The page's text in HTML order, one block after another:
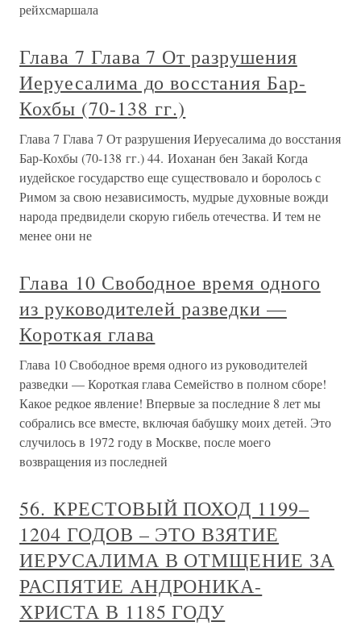
рейхсмаршала
Глава 7 Глава 7 От разрушения
Иеруесалима до восстания Бар-
Кохбы (70-138 гг.)
Глава 7 Глава 7 От разрушения Иеруесалима до восстания
Бар-Кохбы (70-138 гг.) 44. Иоханан бен Закай Когда
иудейское государство еще существовало и боролось с
Римом за свою независимость, мудрые духовные вожди
народа предвидели скорую гибель отечества. И тем не
менее они не
Глава 10 Свободное время одного
из руководителей разведки —
Короткая глава
Глава 10 Свободное время одного из руководителей
разведки — Короткая глава Семейство в полном сборе!
Какое редкое явление! Впервые за последние 8 лет мы
собрались все вместе, включая бабушку моих детей. Это
случилось в 1972 году в Москве, после моего
возвращения из последней
56. КРЕСТОВЫЙ ПОХОД 1199–
1204 ГОДОВ – ЭТО ВЗЯТИЕ
ИЕРУСАЛИМА В ОТМЩЕНИЕ ЗА
РАСПЯТИЕ АНДРОНИКА-
ХРИСТА В 1185 ГОДУ